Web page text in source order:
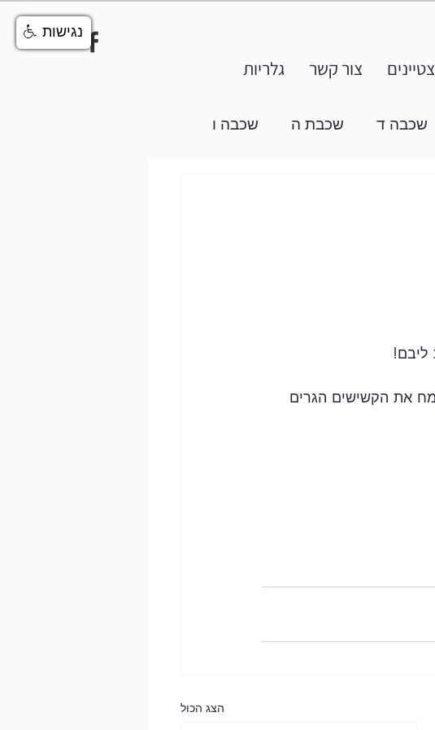
צור קשר גלריות
שכבה ד שכבת ה שכבה ו
ליבם!
את הקשישים הגרים
הצג הכול
נגישות